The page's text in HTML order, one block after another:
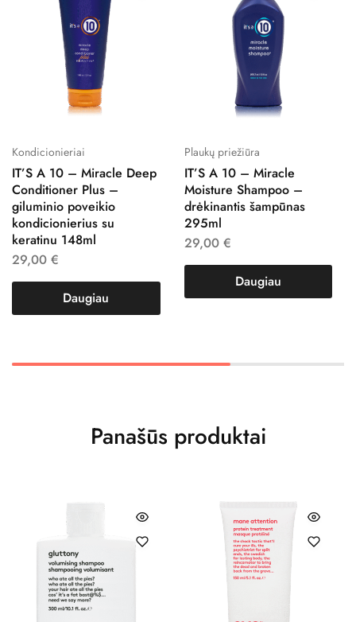
Kondicionieriai
IT’S A 10 – Miracle Deep
Conditioner Plus –
giluminio poveikio
kondicionierius su
keratinu 148ml
29,00 €
Daugiau
Plaukų priežiūra
IT’S A 10 – Miracle
Moisture Shampoo –
drėkinantis šampūnas
295ml
29,00 €
Daugiau
Panašūs produktai